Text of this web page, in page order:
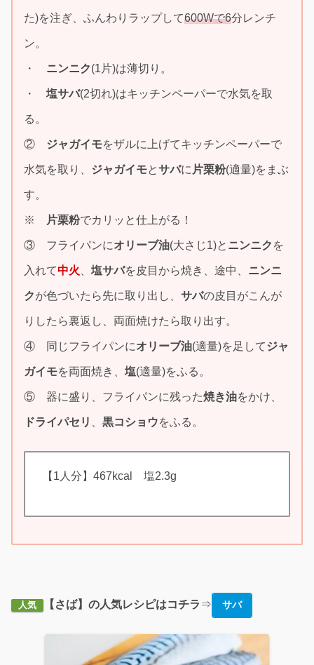
た)を注ぎ、ふんわりラップして600Wで6分レンチ
ン。
・ ニンニク(1片)は薄切り。
・ 塩サバ(2切れ)はキッチンペーパーで水気を取
る。
② ジャガイモをザルに上げてキッチンペーパーで
水気を取り、 ジャガイモとサバに 片栗粉(適量)をまぶ
す。
※ 片栗粉でカリッと仕上がる！
③ フライパンにオリーブ油(大さじ1)と ニンニク を
入れて中火 塩サバを皮目から焼き、途中、 ニンニ
クが色づいたら先に取り出し、 サバの皮目がこんが
りしたら裏返し、両面焼けたら取り出す。
④ 同じフライパンにオリーブ油(適量)を足してジャ
ガイモを両面焼き、 塩(適量)をふる。
⑤ 器に盛り、フライパンに残った焼き油をかけ、
ドライパセリ 黒コショウをふる。
【1人分】467kcal 塩2.3g
人気 【さば】の人気レシピはコチラ ⇒ サバ